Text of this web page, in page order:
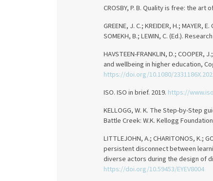
CROSBY, P. B. Quality is free: the art
GREENE, J. C.; KREIDER, H.;
SOMEKH, B.; LEWIN, C. (Ed.).
HAVSTEEN-FRANKLIN, D.;
and wellbeing in higher education,
https://doi.org/10.1080/
ISO. ISO in brief. 2019. https://
KELLOGG, W. K. The Step-by-Step
Battle Creek: W.K. Kellogg
LITTLEJOHN, A.; CHARITONOS, K.;
persistent disconnect between
diverse actors during the design of
https://doi.org/10.59453/EYEV8004